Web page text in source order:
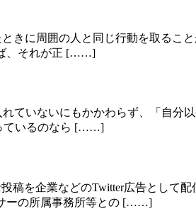
きに周囲の人と同じ行動を取る
ば、それが正 [……]
ていないにもかかわらず、「自
ているのなら [……]
を企業などのTwitter広告として
ーの所属事務所等との [……]